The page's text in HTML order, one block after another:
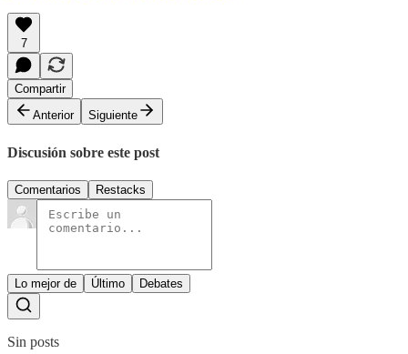
7
Compartir
Anterior
Siguiente
Discusión sobre este post
Comentarios Restacks
Lo mejor de Último Debates
Sin posts